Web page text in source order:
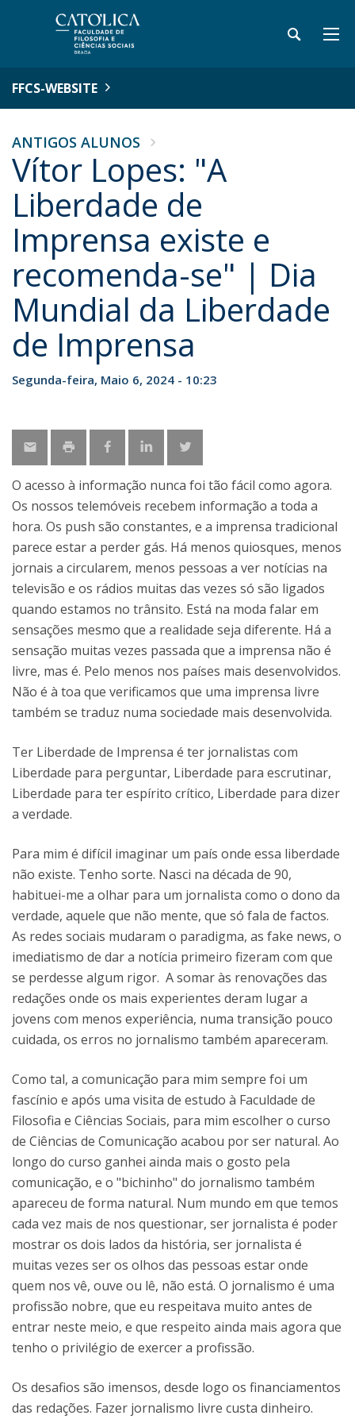
FFCS-WEBSITE
ANTIGOS ALUNOS
Vítor Lopes: "A
Liberdade de
Imprensa existe e
recomenda-se" | Dia
Mundial da Liberdade
de Imprensa
Segunda-feira, Maio 6, 2024 - 10:23
O acesso à informação nunca foi tão fácil como agora.
Os nossos telemóveis recebem informação a toda a
hora. Os push são constantes, e a imprensa tradicional
parece estar a perder gás. Há menos quiosques, menos
jornais a circularem, menos pessoas a ver notícias na
televisão e os rádios muitas das vezes só são ligados
quando estamos no trânsito. Está na moda falar em
sensações mesmo que a realidade seja diferente. Há a
sensação muitas vezes passada que a imprensa não é
livre, mas é. Pelo menos nos países mais desenvolvidos.
Não é à toa que verificamos que uma imprensa livre
também se traduz numa sociedade mais desenvolvida.
Ter Liberdade de Imprensa é ter jornalistas com
Liberdade para perguntar, Liberdade para escrutinar,
Liberdade para ter espírito crítico, Liberdade para dizer
a verdade.
Para mim é difícil imaginar um país onde essa liberdade
não existe. Tenho sorte. Nasci na década de 90,
habituei-me a olhar para um jornalista como o dono da
verdade, aquele que não mente, que só fala de factos.
As redes sociais mudaram o paradigma, as fake news, o
imediatismo de dar a notícia primeiro fizeram com que
se perdesse algum rigor. A somar às renovações das
redações onde os mais experientes deram lugar a
jovens com menos experiência, numa transição pouco
cuidada, os erros no jornalismo também apareceram.
Como tal, a comunicação para mim sempre foi um
fascínio e após uma visita de estudo à Faculdade de
Filosofia e Ciências Sociais, para mim escolher o curso
de Ciências de Comunicação acabou por ser natural. Ao
longo do curso ganhei ainda mais o gosto pela
comunicação, e o "bichinho" do jornalismo também
apareceu de forma natural. Num mundo em que temos
cada vez mais de nos questionar, ser jornalista é poder
mostrar os dois lados da história, ser jornalista é
muitas vezes ser os olhos das pessoas estar onde
quem nos vê, ouve ou lê, não está. O jornalismo é uma
profissão nobre, que eu respeitava muito antes de
entrar neste meio, e que respeito ainda mais agora que
tenho o privilégio de exercer a profissão.
Os desafios são imensos, desde logo os financiamentos
das redações. Fazer jornalismo livre custa dinheiro.